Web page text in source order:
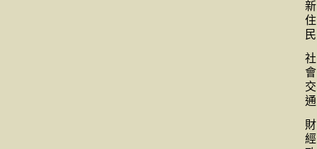
新
住
民
社
會
交
通
財
經